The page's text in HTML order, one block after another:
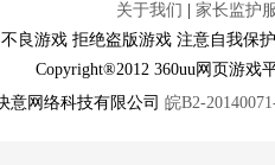
关于我们
家长监护
良游戏 拒绝盗版游戏 注意自我保
Copyright®2012 360uu网页游
意网络科技有限公司 皖B2-